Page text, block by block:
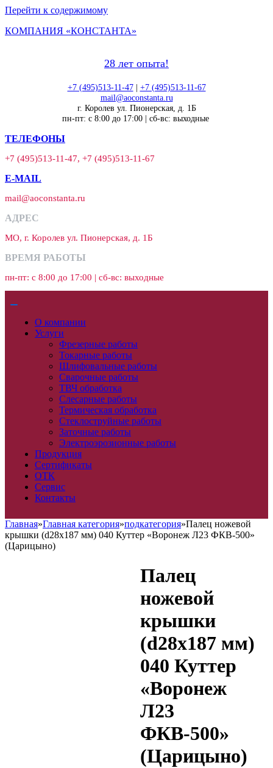
Перейти к содержимому
КОМПАНИЯ «КОНСТАНТА»
28 лет опыта!
+7 (495)513-11-47| +7 (495)513-11-67
mail@aoconstanta.ru
г. Королев ул. Пионерская, д. 1Б
пн-пт: с 8:00 до 17:00 | сб-вс: выходные
ТЕЛЕФОНЫ
+7 (495)513-11-47, +7 (495)513-11-67
E-MAIL
mail@aoconstanta.ru
АДРЕС
МО, г. Королев ул. Пионерская, д. 1Б
ВРЕМЯ РАБОТЫ
пн-пт: с 8:00 до 17:00 | сб-вс: выходные
О компании
Услуги
Фрезерные работы
Токарные работы
Шлифовальные работы
Сварочные работы
ТВЧ обработка
Слесарные работы
Термическая обработка
Стеклоструйные работы
Заточные работы
Электроэрозионные работы
Продукция
Сертификаты
ОТК
Сервис
Контакты
Главная»Главная категория»подкатегория»Палец ножевой
крышки (d28x187 мм) 040 Куттер «Воронеж Л23 ФКВ-500»
(Царицыно)
Палец
ножевой
крышки
(d28x187 мм)
040 Куттер
«Воронеж
Л23
ФКВ-500»
(Царицыно)